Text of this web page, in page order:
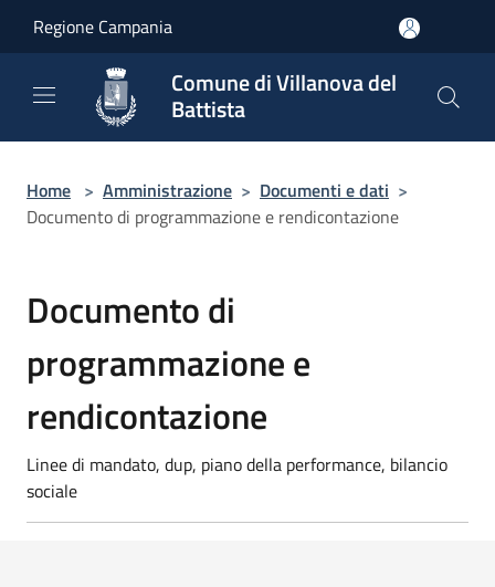
Regione Campania
Comune di Villanova del
Battista
Home > Amministrazione > Documenti e dati >
Documento di programmazione e rendicontazione
Documento di
programmazione e
rendicontazione
Linee di mandato, dup, piano della performance, bilancio
sociale